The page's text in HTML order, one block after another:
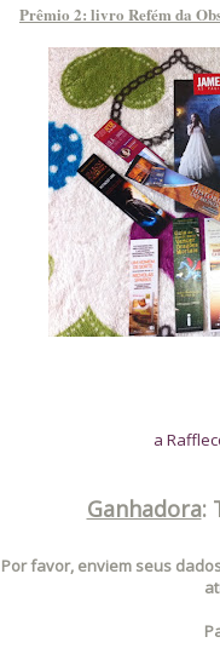
Prêmio 2: livro Refém da
a
Ganhadora:
Por favor, enviem seus